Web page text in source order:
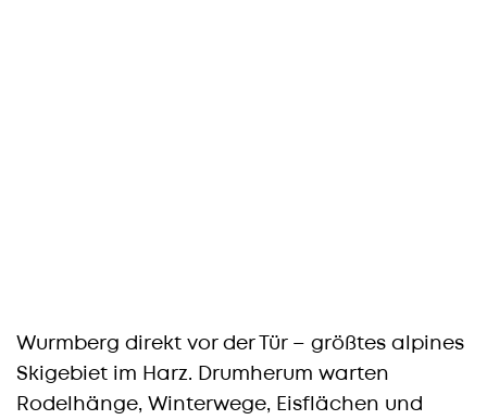
Wurmberg direkt vor der Tür – größtes alpines
Skigebiet im Harz. Drumherum warten
Rodelhänge, Winterwege, Eisflächen und